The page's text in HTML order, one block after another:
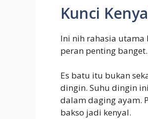
Kunci
Ini nih rahasia utama
peran penting banget.
Es batu itu bukan
dingin. Suhu dingin
dalam daging ayam.
bakso jadi kenyal.